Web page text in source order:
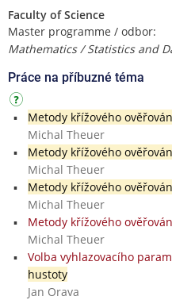
Faculty of Science
Master programme / odbor:
Mathematics / Statistics and
Práce na příbuzné téma
Metody křížového
Michal Theuer
Metody křížového
Michal Theuer
Metody křížového
Michal Theuer
Metody křížového
Michal Theuer
Volba vyhlazovacího
hustoty
Jan Orava